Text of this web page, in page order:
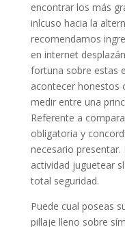
encontrar los más
inlcuso hacia la
recomendamos
en internet
fortuna sobre estas
acontecer honestos
medir entre una
Referente a
obligatoria y
necesario presentar.
actividad juguetear
total seguridad.
Puede cual poseas
pillaje lleno sobre